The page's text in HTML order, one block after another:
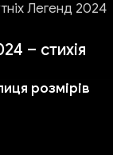
Легенд 2024
– стихія
розмірів